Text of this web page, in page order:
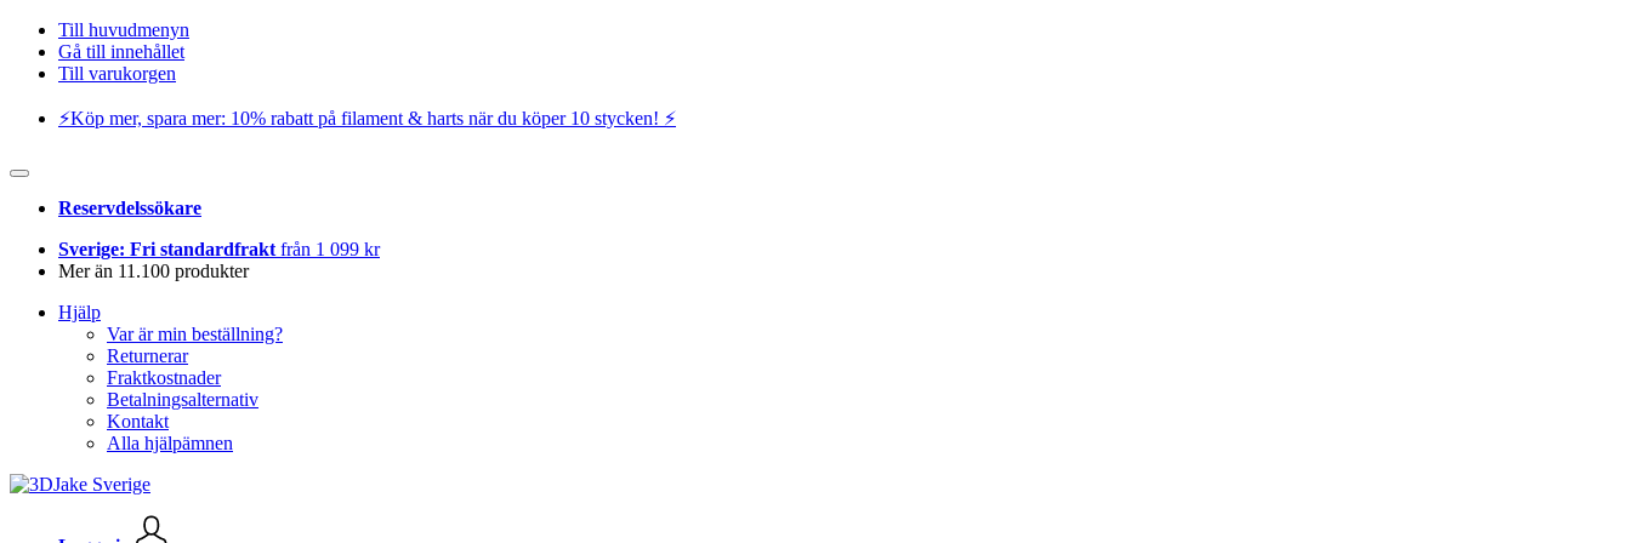
Till huvudmenyn
Gå till innehållet
Till varukorgen
⚡️Köp mer, spara mer: 10% rabatt på filament & harts när du köper 10 stycken! ⚡️
Reservdelssökare
Sverige: Fri standardfrakt från 1 099 kr
Mer än 11.100 produkter
Hjälp
Var är min beställning?
Returnerar
Fraktkostnader
Betalningsalternativ
Kontakt
Alla hjälpämnen